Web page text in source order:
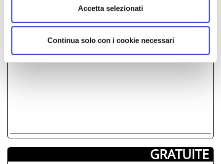
Accetta selezionati
Continua solo con i cookie necessari
GRATUITE